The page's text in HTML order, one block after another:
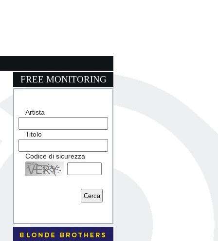
FREE MONITORING
Artista
Titolo
Codice di sicurezza
Captcha